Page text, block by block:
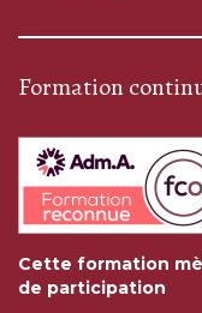
Formation
Cette formation
de participation